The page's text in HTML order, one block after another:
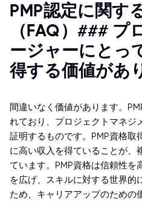
PMP認定に関す
（FAQ）### プ
ージャーにとっ
得する価値があ
間違いなく価値があります。
れており、プロジェクトマネジ
証明するものです。PMP資格取
に高い収入を得ていることが、
ています。PMP資格は信頼性を
を広げ、スキルに対する世界的
ため、キャリアアップのための